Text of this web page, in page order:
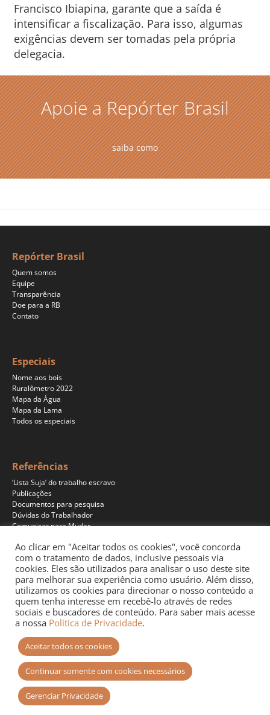
Francisco Ibiapina, garante que a saída é
intensificar a fiscalização. Para isso, algumas
exigências devem ser tomadas pela própria
delegacia.
Apoie a Repórter Brasil
saiba como
Repórter Brasil
Quem somos
Equipe
Transparência
Doe para a RB
Contato
Especiais
Nome aos bois
Ruralômetro 2022
Mapa da Água
Mapa da Lama
Todos os especiais
Referências
‘Lista Suja’ do trabalho escravo
Publicações
Documentos para pesquisa
Dúvidas do Trabalhador
Comunicar para Mudar
Programas
Jornalismo
Pesquisa
Educação
Documentários
Site desenvolvido por
Ao clicar em "Aceitar todos os cookies", você concorda
com o tratamento de dados, inclusive pessoais via
cookies. Eles são utilizados para analisar o uso deste site
para melhorar sua experiência como usuário. Além disso,
utilizamos os cookies para direcionar o nosso conteúdo a
quem tenha interesse em recebê-lo através de redes
sociais e buscadores de conteúdo. Para saber mais acesse
a nossa Política de Privacidade.
Aceitar todos os cookies
Continuar somente com cookies necessários
Gerenciar Privacidade